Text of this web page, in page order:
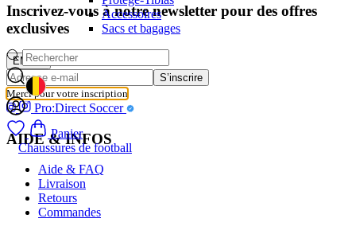
Accessoires
Sacs et bagages
GEOLOCATION BUTTON: BELGIQUE
Panier
Chaussures de football
Inscrivez-vous à notre newsletter pour des offres
exclusives
EMAIL
S’inscrire
Merci pour votre inscription
Pro:Direct Soccer
AIDE & INFOS
Aide & FAQ
Livraison
Retours
Commandes